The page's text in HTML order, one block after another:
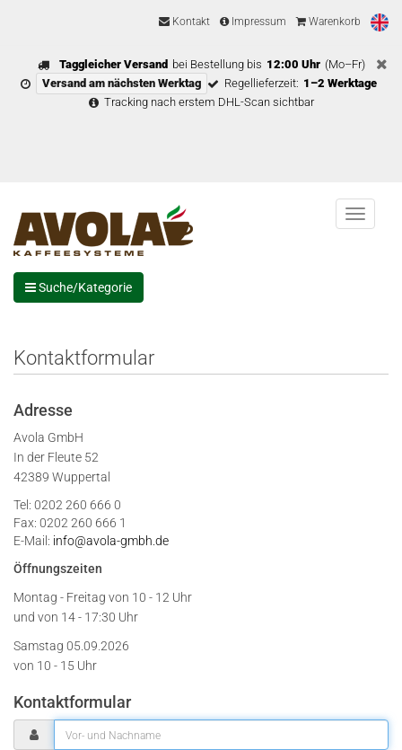
Kontakt Impressum Warenkorb
Taggleicher Versand bei Bestellung bis 12:00 Uhr (Mo–Fr)
Versand am nächsten Werktag
Regellieferzeit: 1–2 Werktage
Tracking nach erstem DHL-Scan sichtbar
Menu
Suche/Kategorie
Kontaktformular
Adresse
Avola GmbH
In der Fleute 52
42389 Wuppertal
Tel: 0202 260 666 0
Fax: 0202 260 666 1
E-Mail: info@avola-gmbh.de
Öffnungszeiten
Montag - Freitag von 10 - 12 Uhr
und von 14 - 17:30 Uhr
Samstag 05.09.2026
von 10 - 15 Uhr
Kontaktformular